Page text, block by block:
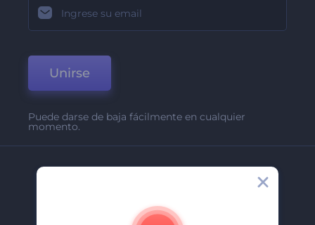
Unirse
Puede darse de baja fácilmente en cualquier
momento.